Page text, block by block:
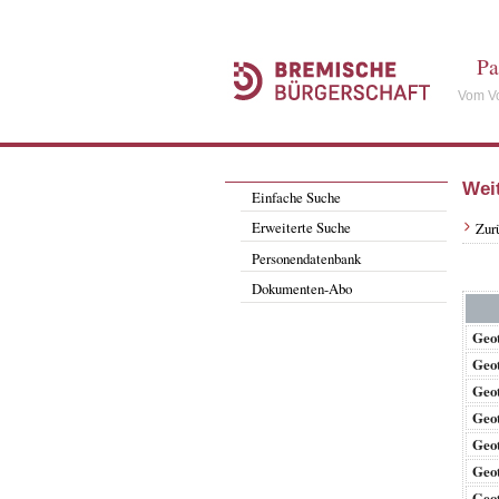
Vom
Einfache Suche
Erweiterte Suche
Personendatenbank
Dokumenten-Abo